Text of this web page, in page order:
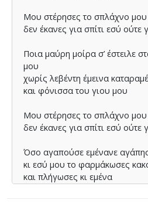
Μου στέρησες το σπλάχνο
δεν έκανες για σπίτι εσύ ούτε
Ποια µαύρη µοίρα σ’ έστειλε
µου
χωρίς λεβέντη έµεινα
και φόνισσα του γιου µου
Μου στέρησες το σπλάχνο
δεν έκανες για σπίτι εσύ ούτε
Όσο αγαπούσε εµένανε
κι εσύ µου το φαρµάκωσες
και πλήγωσες κι εµένα